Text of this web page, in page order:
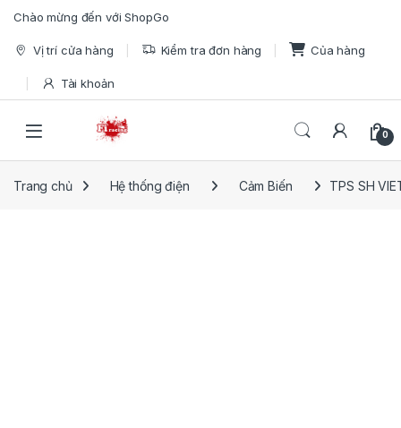
Skip to navigation
Skip to content
Chào mừng đến với ShopGo
Vị trí cửa hàng Kiểm tra đơn hàng Của hàng
Tài khoản
Open 0
Trang chủ Hệ thống điện Cảm Biến TPS SH